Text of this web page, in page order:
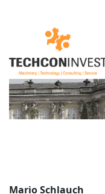
Mario Schlauch